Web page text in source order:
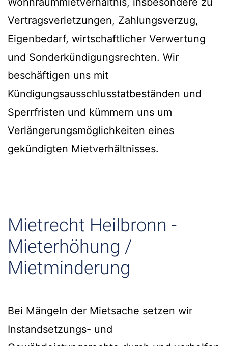
Vertragsverletzungen, Zahlungsverzug,
Eigenbedarf, wirtschaftlicher Verwertung
und Sonderkündigungsrechten. Wir
beschäftigen uns mit
Kündigungsausschlusstatbeständen und
Sperrfristen und kümmern uns um
Verlängerungsmöglichkeiten eines
gekündigten Mietverhältnisses.
Mietrecht Heilbronn -
Mieterhöhung /
Mietminderung
Bei Mängeln der Mietsache setzen wir
Instandsetzungs- und